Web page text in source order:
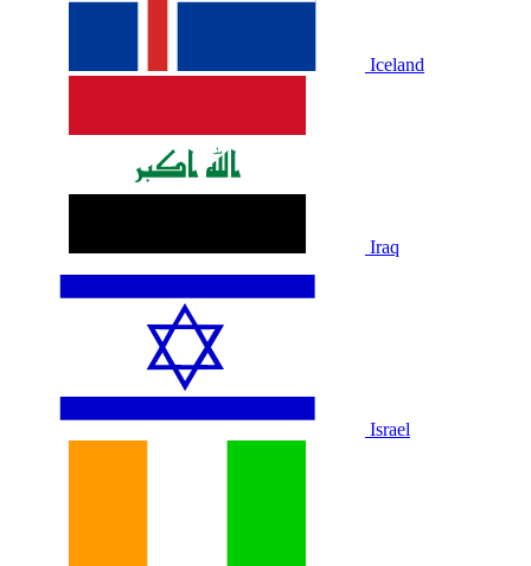
Iceland
Iraq
Israel